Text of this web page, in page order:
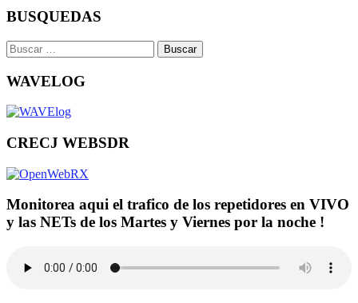
BUSQUEDAS
Buscar:
WAVELOG
CRECJ WEBSDR
Monitorea aqui el trafico de los repetidores en VIVO
y las NETs de los Martes y Viernes por la noche !